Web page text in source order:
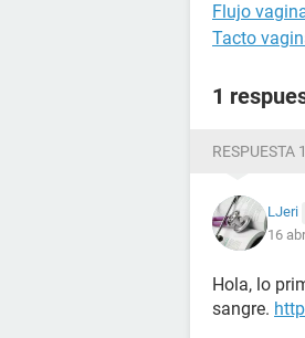
Flujo
Tacto
1
RESPUESTA
LJeri
16
Hola, lo
sangre.